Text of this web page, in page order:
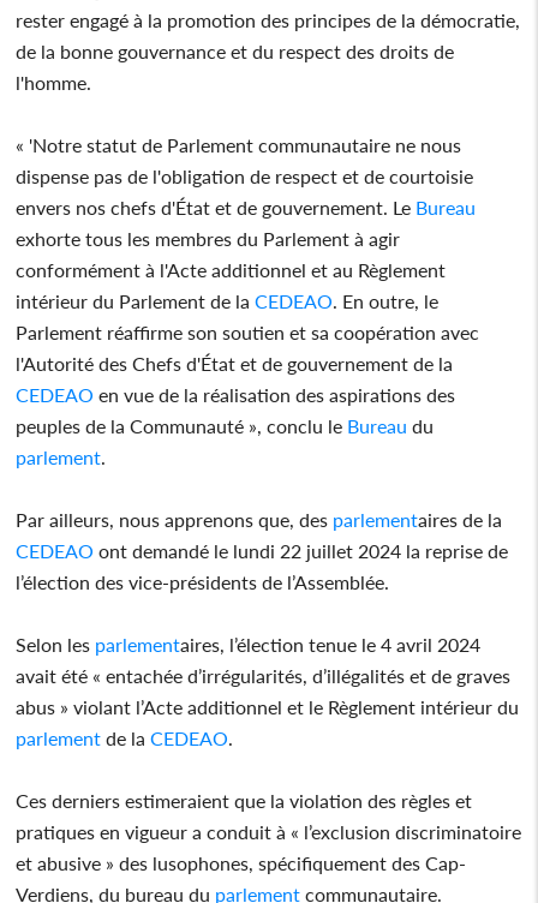
rester engagé à la promotion des principes de la démocratie,
de la bonne gouvernance et du respect des droits de
l'homme.
« 'Notre statut de Parlement communautaire ne nous
dispense pas de l'obligation de respect et de courtoisie
envers nos chefs d'État et de gouvernement. Le Bureau
exhorte tous les membres du Parlement à agir
conformément à l'Acte additionnel et au Règlement
intérieur du Parlement de laCEDEAO. En outre, le
Parlement réaffirme son soutien et sa coopération avec
l'Autorité des Chefs d'État et de gouvernement de la
CEDEAO en vue de la réalisation des aspirations des
peuples de la Communauté », conclu le Bureau du
parlement.
Par ailleurs, nous apprenons que, des parlementaires de la
CEDEAO ont demandé le lundi 22 juillet 2024 la reprise de
l’élection des vice-présidents de l’Assemblée.
Selon les parlementaires, l’élection tenue le 4 avril 2024
avait été « entachée d’irrégularités, d’illégalités et de graves
abus » violant l’Acte additionnel et le Règlement intérieur du
parlement de laCEDEAO.
Ces derniers estimeraient que la violation des règles et
pratiques en vigueur a conduit à « l’exclusion discriminatoire
et abusive » des lusophones, spécifiquement des Cap-
Verdiens, du bureau du parlement communautaire.